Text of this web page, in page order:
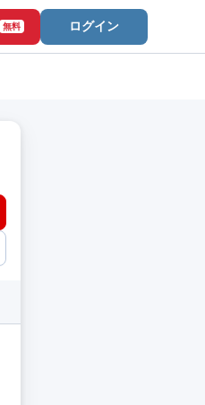
無料 ログイン